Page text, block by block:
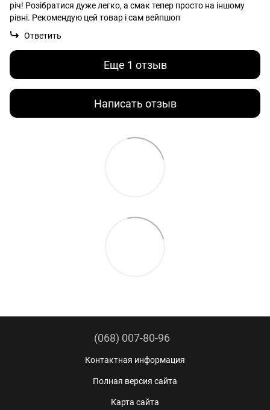
річ! Розібратися дуже легко, а смак тепер просто на іншому
рівні. Рекомендую цей товар і сам вейпшоп
Ответить
Еще 1 отзыв
Написать отзыв
(068) 007-80-96
Контактная информация
Полная версия сайта
Карта сайта